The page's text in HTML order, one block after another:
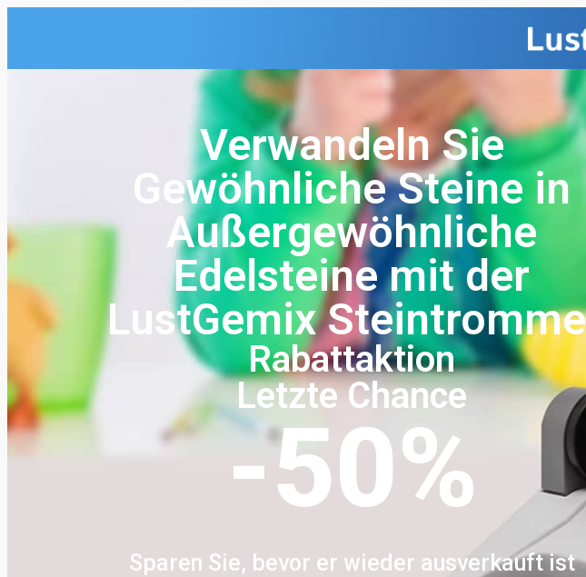
Verwandeln Sie
Gewöhnliche Steine in
Außergewöhnliche
Edelsteine mit der
LustGemix
Rabattaktion
Letzte Chance
-50%
Sparen Sie, bevor er wieder ausverkauft ist